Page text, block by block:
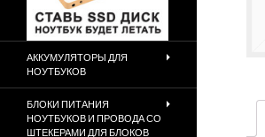
АККУМУЛЯТОРЫ ДЛЯ
НОУТБУКОВ
БЛОКИ ПИТАНИЯ
НОУТБУКОВ И ПРОВОДА СО
ШТЕКЕРАМИ ДЛЯ БЛОКОВ